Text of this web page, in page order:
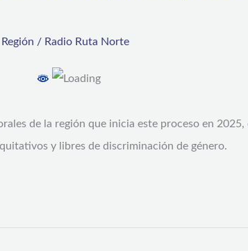
/ Radio Ruta Norte
de la región que inicia este proceso en
y libres de discriminación de género.